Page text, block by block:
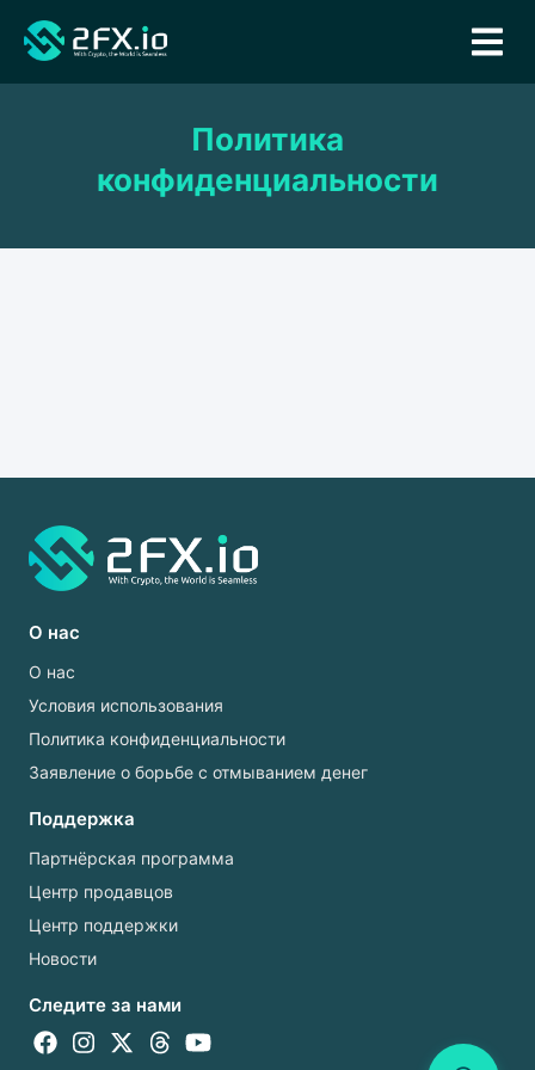
Политика
конфиденциальности
О нас
О нас
Условия использования
Политика конфиденциальности
Заявление о борьбе с отмыванием денег
Поддержка
Партнёрская программа
Центр продавцов
Центр поддержки
Новости
Следите за нами